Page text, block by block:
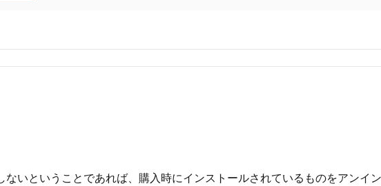
いということであれば、購入時にインストールされているものをアンイン